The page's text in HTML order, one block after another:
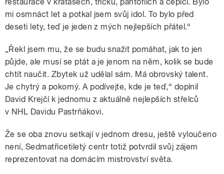
mi osmnáct let a potkal jsem svůj idol. To bylo před
deseti lety, teď je jeden z mých nejlepších přátel.“
„Řekl jsem mu, že se budu snažit pomáhat, jak to jen
půjde, ale musí se ptát a je jenom na něm, kolik se bude
chtít naučit. Zbytek už udělal sám. Má obrovský talent.
Je chytrý a pokorný. A podívejte, kde je teď,“ doplnil
David Krejčí k jednomu z aktuálně nejlepších střelců
v NHL Davidu Pastrňákovi.
Že se oba znovu setkají v jednom dresu, ještě vyloučeno
není, Sedmatřicetiletý centr totiž potvrdil svůj zájem
reprezentovat na domácím mistrovství světa.